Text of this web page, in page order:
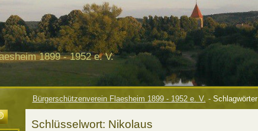
1899 - 1952 e. V.
Bürgerschützenverein Flaesheim 1899 - 1952 e. V. - Schlagwörter
Schlüsselwort: Nikolaus